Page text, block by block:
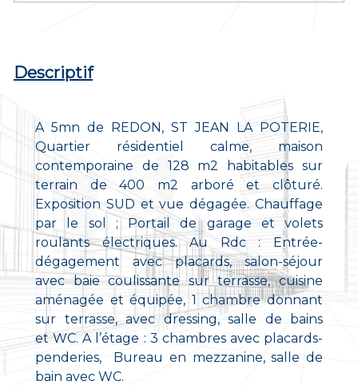
Descriptif
A 5mn de REDON, ST JEAN LA POTERIE,
Quartier résidentiel calme, maison
contemporaine de 128 m2 habitables sur
terrain de 400 m2 arboré et clôturé.
Exposition SUD et vue dégagée. Chauffage
par le sol ; Portail de garage et volets
roulants électriques. Au Rdc : Entrée-
dégagement avec placards, salon-séjour
avec baie coulissante sur terrasse, cuisine
aménagée et équipée, 1 chambre donnant
sur terrasse, avec dressing, salle de bains
et WC. A l’étage : 3 chambres avec placards-
penderies, Bureau en mezzanine, salle de
bain avec WC.